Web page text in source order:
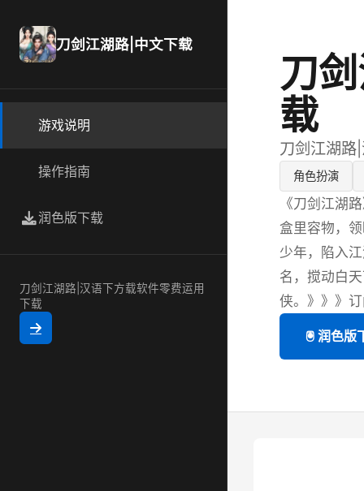
刀剑江湖路|中文下载
游戏说明
操作指南
润色版下载
刀剑江湖路|汉语下方载软件零费运用
下载
刀
载
刀剑江湖路
角色扮演
《刀剑江湖
盒里容物，
少年，陷入
名，搅动白
侠。》》》
🖲️ 润色版